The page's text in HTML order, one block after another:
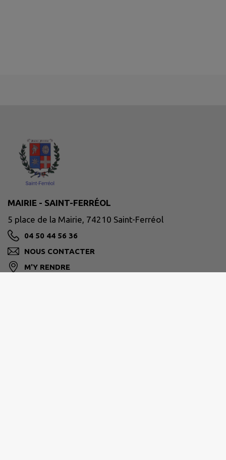
MAIRIE - SAINT-FERRÉOL
5 place de la Mairie, 74210 Saint-Ferréol
04 50 44 56 36
NOUS CONTACTER
M'Y RENDRE